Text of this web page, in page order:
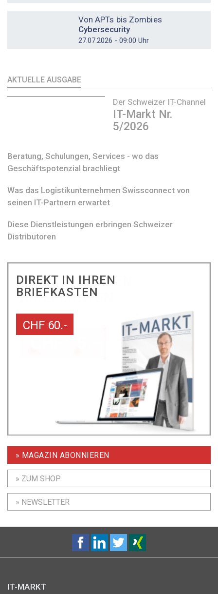
Von APTs bis Zombies
Cybersecurity
27.07.2026 - 09:00 Uhr
AKTUELLE AUSGABE
Der Schweizer IT-Channel
IT-Markt Nr.
5/2026
Beratung, Schulungen, Services - wo das
Geschäftspotenzial brachliegt
Was das Logistikunternehmen Swissconnect von
seinen IT-Partnern erwartet
Diese Dienstleistungen erbringen Schweizer
Distributoren
DIREKT IN IHREN
BRIEFKASTEN
CHF 60.-
» MAGAZIN ABONNIEREN
» ZUM SHOP
» NEWSLETTER
IT-MARKT